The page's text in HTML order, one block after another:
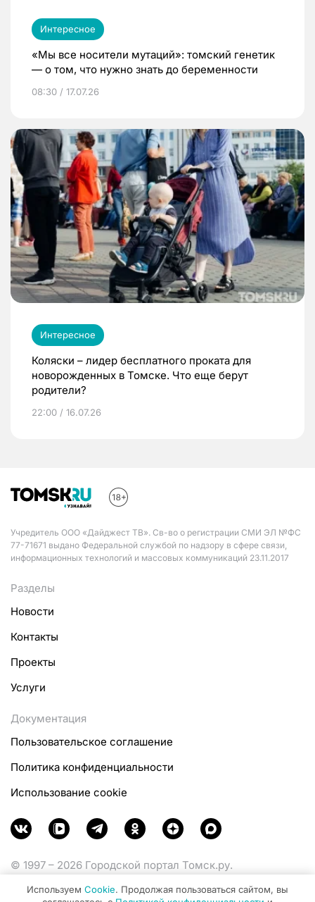
Интересное
«Мы все носители мутаций»: томский генетик
— о том, что нужно знать до беременности
08:30 / 17.07.26
Интересное
Коляски – лидер бесплатного проката для
новорожденных в Томске. Что еще берут
родители?
22:00 / 16.07.26
Учредитель ООО «Дайджест ТВ». Св-во о регистрации СМИ ЭЛ №ФС
77-71671 выдано Федеральной службой по надзору в сфере связи,
информационных технологий и массовых коммуникаций 23.11.2017
Разделы
Новости
Контакты
Проекты
Услуги
Документация
Пользовательское соглашение
Политика конфиденциальности
Использование cookie
© 1997 – 2026 Городской портал Томск.ру.
Министерства цифрового развития, связи и массовых
Используем Cookie. Продолжая пользоваться сайтом, вы